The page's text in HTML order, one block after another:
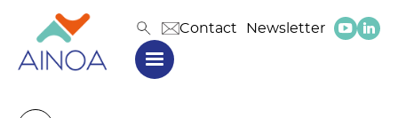
Contact Newsletter